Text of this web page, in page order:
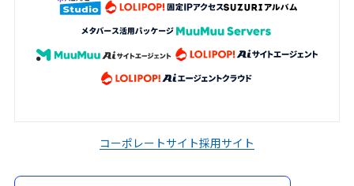
コーポレートサイト採用サイト